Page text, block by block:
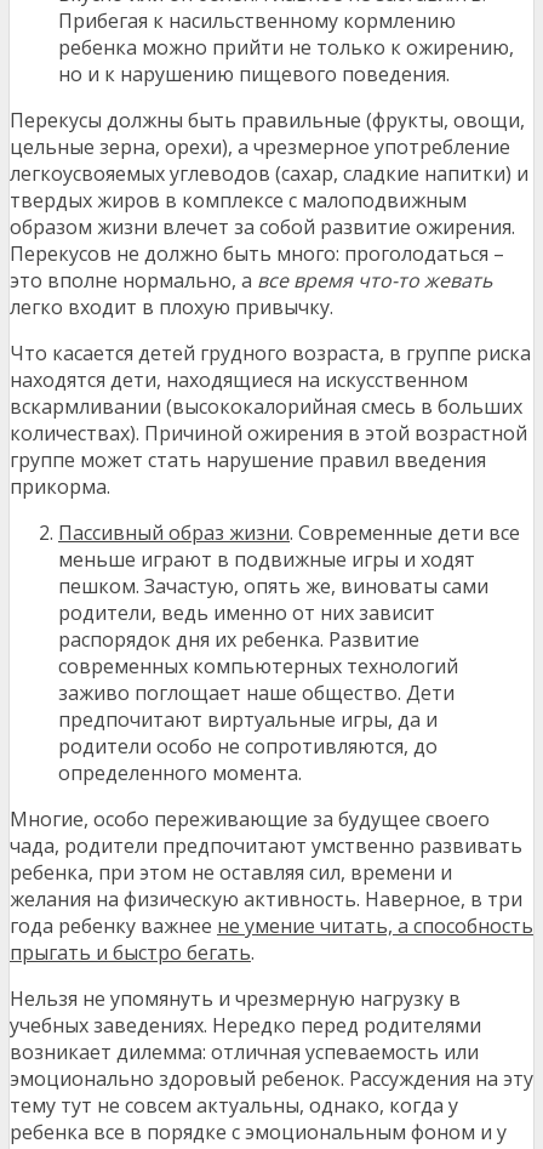
Прибегая к насильственному кормлению
ребенка можно прийти не только к ожирению,
но и к нарушению пищевого поведения.
Перекусы должны быть правильные (фрукты, овощи,
цельные зерна, орехи), а чрезмерное употребление
легкоусвояемых углеводов (сахар, сладкие напитки) и
твердых жиров в комплексе с малоподвижным
образом жизни влечет за собой развитие ожирения.
Перекусов не должно быть много: проголодаться –
это вполне нормально, а все время что-то жевать
легко входит в плохую привычку.
Что касается детей грудного возраста, в группе риска
находятся дети, находящиеся на искусственном
вскармливании (высококалорийная смесь в больших
количествах). Причиной ожирения в этой возрастной
группе может стать нарушение правил введения
прикорма.
Пассивный образ жизни. Современные дети все
меньше играют в подвижные игры и ходят
пешком. Зачастую, опять же, виноваты сами
родители, ведь именно от них зависит
распорядок дня их ребенка. Развитие
современных компьютерных технологий
заживо поглощает наше общество. Дети
предпочитают виртуальные игры, да и
родители особо не сопротивляются, до
определенного момента.
Многие, особо переживающие за будущее своего
чада, родители предпочитают умственно развивать
ребенка, при этом не оставляя сил, времени и
желания на физическую активность. Наверное, в три
года ребенку важнее не умение читать, а способность
прыгать и быстро бегать.
Нельзя не упомянуть и чрезмерную нагрузку в
учебных заведениях. Нередко перед родителями
возникает дилемма: отличная успеваемость или
эмоционально здоровый ребенок. Рассуждения на эту
тему тут не совсем актуальны, однако, когда у
ребенка все в порядке с эмоциональным фоном и у